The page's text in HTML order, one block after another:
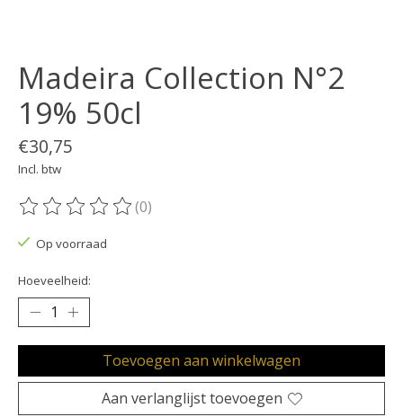
Madeira Collection N°2
19% 50cl
€30,75
Incl. btw
De beoordeling van dit product is
(0)
Op voorraad
Hoeveelheid:
Toevoegen aan winkelwagen
Aan verlanglijst toevoegen